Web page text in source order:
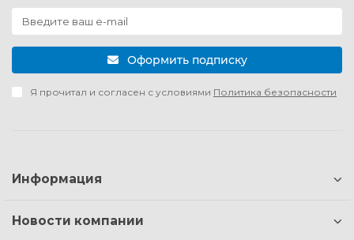
Оформить подписку
Я прочитал и согласен с условиями Политика безопасности
Информация
Новости компании